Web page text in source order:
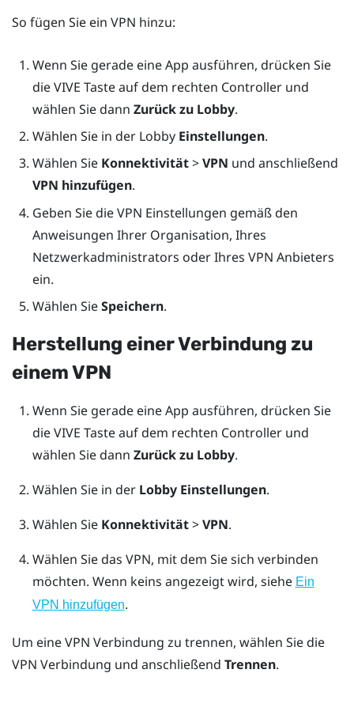
So fügen Sie ein VPN hinzu:
Wenn Sie gerade eine App ausführen, drücken Sie
dieVIVE Taste auf dem rechten Controller und
wählen Sie dann Zurück zu Lobby.
Wählen Sie in der Lobby Einstellungen.
Wählen Sie Konnektivität>VPN und anschließend
VPN hinzufügen.
Geben Sie die VPN Einstellungen gemäß den
Anweisungen Ihrer Organisation, Ihres
Netzwerkadministrators oder Ihres VPN Anbieters
ein.
Wählen SieSpeichern.
Herstellung einer Verbindung zu
einem VPN
Wenn Sie gerade eine App ausführen, drücken Sie
dieVIVE Taste auf dem rechten Controller und
wählen Sie dann Zurück zu Lobby.
Wählen Sie in der Lobby Einstellungen.
Wählen Sie Konnektivität>VPN.
Wählen Sie das VPN, mit dem Sie sich verbinden
möchten. Wenn keins angezeigt wird, siehe Ein
VPN hinzufügen.
Um eine VPN Verbindung zu trennen, wählen Sie die
VPN Verbindung und anschließend Trennen.